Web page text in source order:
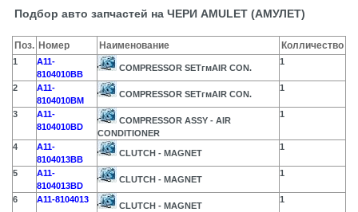
Подбор авто запчастей на ЧЕРИ AMULET (АМУЛЕТ)
Поз. Номер Наименование Колличество
1
A11-
8104010BB
COMPRESSOR SETгмAIR CON.
1
2
A11-
8104010BM
COMPRESSOR SETгмAIR CON.
1
3
A11-
8104010BD
COMPRESSOR ASSY - AIR
CONDITIONER
1
4
A11-
8104013BB
CLUTCH - MAGNET
1
5
A11-
8104013BD
CLUTCH - MAGNET
1
6 A11-8104013
CLUTCH - MAGNET
1